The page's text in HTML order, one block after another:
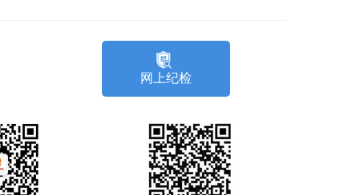
网上纪检